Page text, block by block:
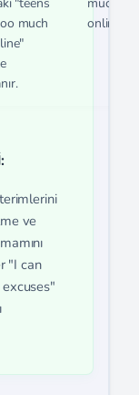
much
online
ve
"I can